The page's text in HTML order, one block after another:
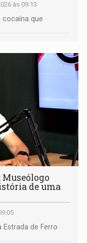
às 09:13
cocaína que
Museólogo
de uma
de Ferro